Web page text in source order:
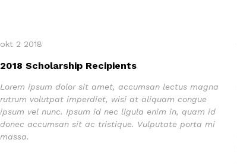
okt 2 2018
2018 Scholarship Recipients
Lorem ipsum dolor sit amet, accumsan lectus magna
rutrum volutpat imperdiet, wisi at aliquam congue
ipsum vel nunc. Ipsum id nec ligula enim in, quam id
donec accumsan sit ac tristique. Vulputate porta mi
massa.